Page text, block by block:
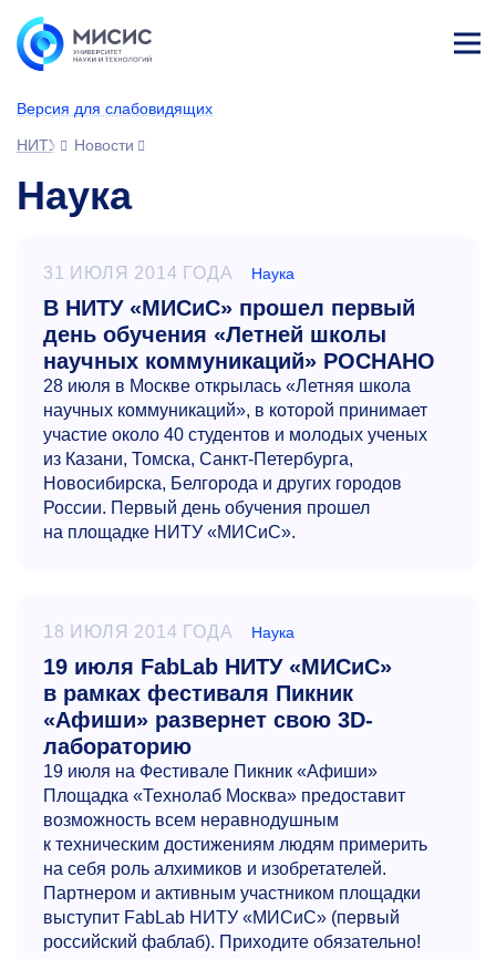
Версия для слабовидящих
НИТУ МИСИС
Новости
Наука
31 ИЮЛЯ 2014 ГОДА Наука
В НИТУ «МИСиС» прошел первый
день обучения «Летней школы
научных коммуникаций» РОСНАНО
28 июля в Москве открылась «Летняя школа
научных коммуникаций», в которой принимает
участие около 40 студентов и молодых ученых
из Казани, Томска, Санкт-Петербурга,
Новосибирска, Белгорода и других городов
России. Первый день обучения прошел
на площадке НИТУ «МИСиС».
18 ИЮЛЯ 2014 ГОДА Наука
19 июля FabLab НИТУ «МИСиС»
в рамках фестиваля Пикник
«Афиши» развернет свою 3D-
лабораторию
19 июля на Фестивале Пикник «Афиши»
Площадка «Технолаб Москва» предоставит
возможность всем неравнодушным
к техническим достижениям людям примерить
на себя роль алхимиков и изобретателей.
Партнером и активным участником площадки
выступит FabLab НИТУ «МИСиС» (первый
российский фаблаб). Приходите обязательно!